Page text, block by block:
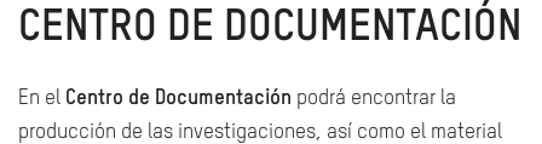
CENTRO DE DOCUMENTACIÓN
En el Centro de Documentación podrá encontrar la
producción de las investigaciones, así como el material